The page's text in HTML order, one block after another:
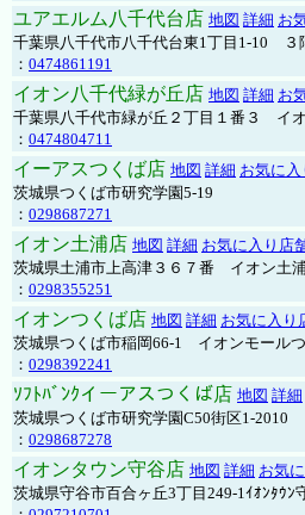
ユアエルム八千代台店 地図 詳細 お
千葉県八千代市八千代台東1丁目1-10 ３
： 0474861191
イオン八千代緑が丘店 地図 詳細 お
千葉県八千代市緑が丘２丁目１番３ イ
： 0474804711
イーアスつくば店 地図 詳細 お気に
茨城県つくば市研究学園5-19
： 0298687271
イオン土浦店 地図 詳細 お気に入り店
茨城県土浦市上高津３６７番 イオン土
： 0298355251
イオンつくば店 地図 詳細 お気に入り
茨城県つくば市稲岡66-1 イオンモール
： 0298392241
ｿﾌﾄﾊﾞﾝｸイーアスつくば店 地図 詳細
茨城県つくば市研究学園C50街区1-2010
： 0298687278
イオンタウン守谷店 地図 詳細 お気
茨城県守谷市百合ヶ丘3丁目249-1ｲｵﾝﾀｳﾝ